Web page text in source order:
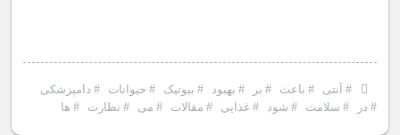
# آنتی # باعث # بر # بهبود # بیوتیک # حیوانات # دامپزشکی
# در # سلامت # شود # غذایی # مقالات # می # نظارت # ها